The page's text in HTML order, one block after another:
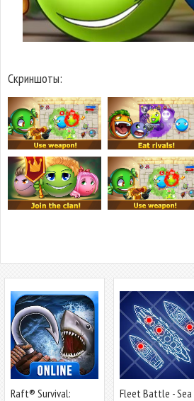
Скриншоты:
Raft® Survival:
Fleet Battle - Sea